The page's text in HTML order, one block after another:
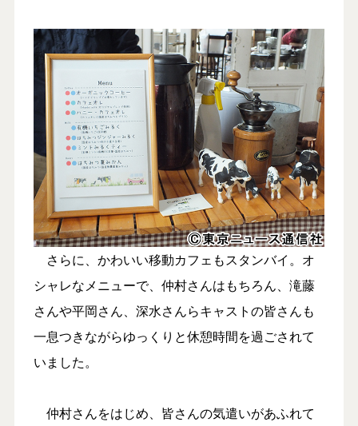
さらに、かわいい移動カフェもスタンバイ。オ
シャレなメニューで、仲村さんはもちろん、滝藤
さんや平岡さん、深水さんらキャストの皆さんも
一息つきながらゆっくりと休憩時間を過ごされて
いました。
仲村さんをはじめ、皆さんの気遣いがあふれて